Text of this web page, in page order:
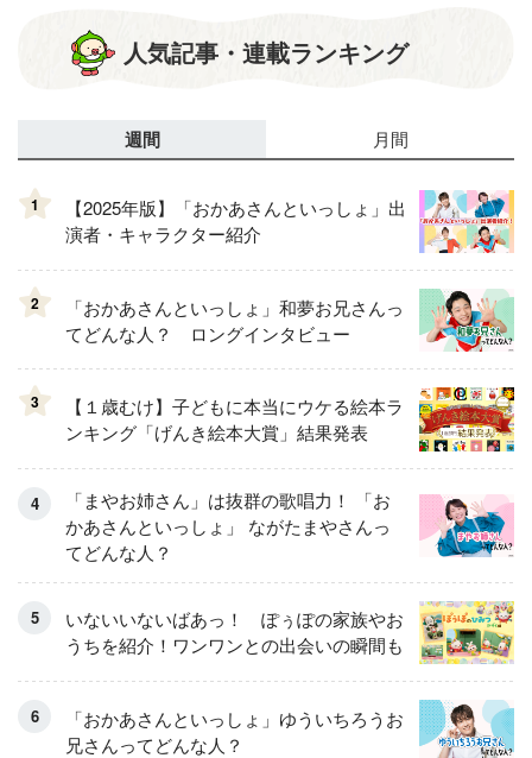
人気記事・連載ランキング
週間 月間
1
【2025年版】「おかあさんといっしょ」出
演者・キャラクター紹介
2
「おかあさんといっしょ」和夢お兄さんっ
てどんな人？ ロングインタビュー
3
【１歳むけ】子どもに本当にウケる絵本ラ
ンキング「げんき絵本大賞」結果発表
「まやお姉さん」は抜群の歌唱力！ 「お
かあさんといっしょ」 ながたまやさんっ
てどんな人？
いないいないばあっ！ ぽぅぽの家族やお
うちを紹介！ワンワンとの出会いの瞬間も
「おかあさんといっしょ」ゆういちろうお
兄さんってどんな人？